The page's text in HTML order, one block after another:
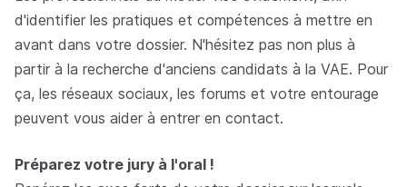
d'identifier les pratiques et compétences à mettre en
avant dans votre dossier. N'hésitez pas non plus à
partir à la recherche d'anciens candidats à la VAE. Pour
ça, les réseaux sociaux, les forums et votre entourage
peuvent vous aider à entrer en contact.
Préparez votre jury à l'oral !